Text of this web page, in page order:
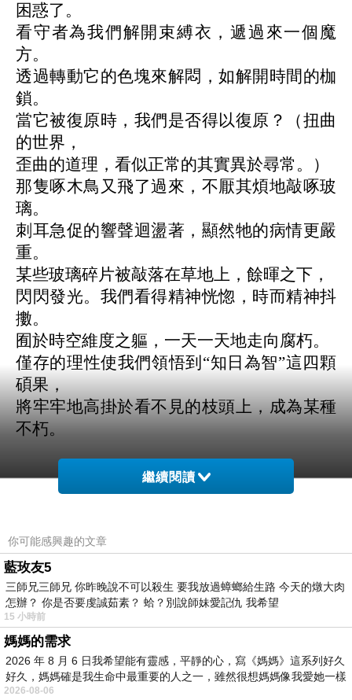
困惑了。
看守者為我們解開束縛衣，遞過來一個魔
方。
透過轉動它的色塊來解悶，如解開時間的枷
鎖。
當它被復原時，我們是否得以復原？（扭曲
的世界，
歪曲的道理，看似正常的其實異於尋常。）
那隻啄木鳥又飛了過來，不厭其煩地敲啄玻
璃。
刺耳急促的響聲迴盪著，顯然牠的病情更嚴
重。
某些玻璃碎片被敲落在草地上，餘暉之下，
閃閃發光。我們看得精神恍惚，時而精神抖
擻。
囿於時空維度之軀，一天一天地走向腐朽。
僅存的理性使我們領悟到“知日為智”這四顆
碩果，
將牢牢地高掛於看不見的枝頭上，成為某種
不朽。
2026、5、12
上一篇： 《琉璃蛺蝶》
下一篇：
繼續閱讀
你可能感興趣的文章
藍玫友5
三師兄三師兄 你昨晚說不可以殺生 要我放過蟑螂給生路 今天的燉大肉
怎辦？ 你是否要虔誠茹素？ 蛤？別說師妹愛記仇 我希望
15 小時前
媽媽的需求
2026 年 8 月 6 日我希望能有靈感，平靜的心，寫《媽媽》這系列好久
好久，媽媽確是我生命中最重要的人之一，雖然很想媽媽像我愛她一樣
2026-08-06